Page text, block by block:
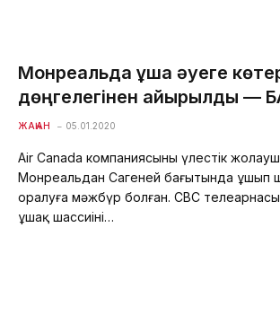
Монреальда ұшақ әуеге
дөңгелегінен айырылды —
ЖАҺАН 05.01.2020
Air Canada компаниясының үлестік
Монреальдан Сагеней бағытында ұшып
оралуға мәжбүр болған. CBC
ұшақ шассиінің…